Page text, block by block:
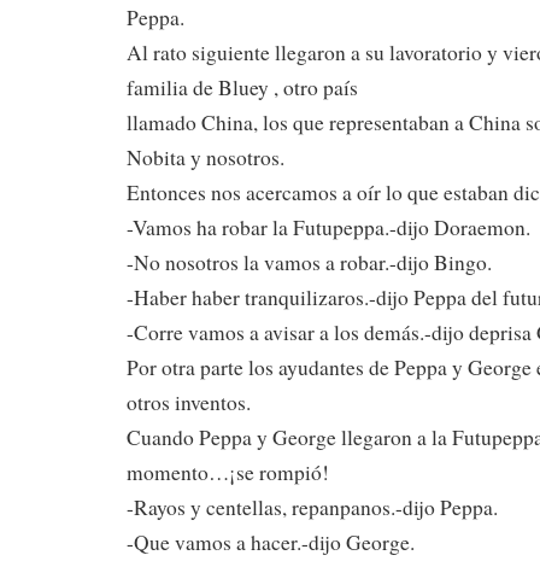
Peppa.
Al rato siguiente llegaron a su lavoratorio y
familia de Bluey , otro país
llamado China, los que representaban a China
Nobita y nosotros.
Entonces nos acercamos a oír lo que estaban
-Vamos ha robar la Futupeppa.-dijo Doraemon.
-No nosotros la vamos a robar.-dijo Bingo.
-Haber haber tranquilizaros.-dijo Peppa del
-Corre vamos a avisar a los demás.-dijo deprisa
Por otra parte los ayudantes de Peppa y
otros inventos.
Cuando Peppa y George llegaron a la
momento…¡se rompió!
-Rayos y centellas, repanpanos.-dijo Peppa.
-Que vamos a hacer.-dijo George.